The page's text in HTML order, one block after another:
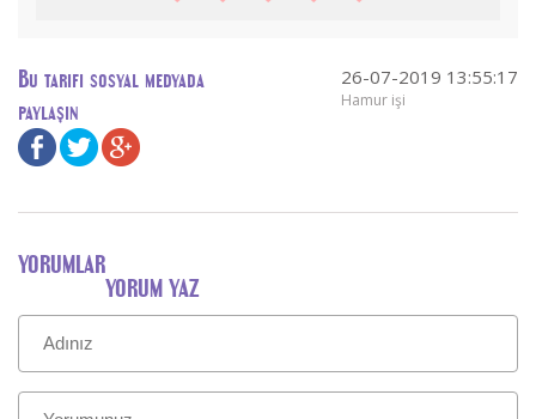
Bu tarifi sosyal medyada
paylaşın
26-07-2019 13:55:17
Hamur işi
YORUMLAR
YORUM YAZ